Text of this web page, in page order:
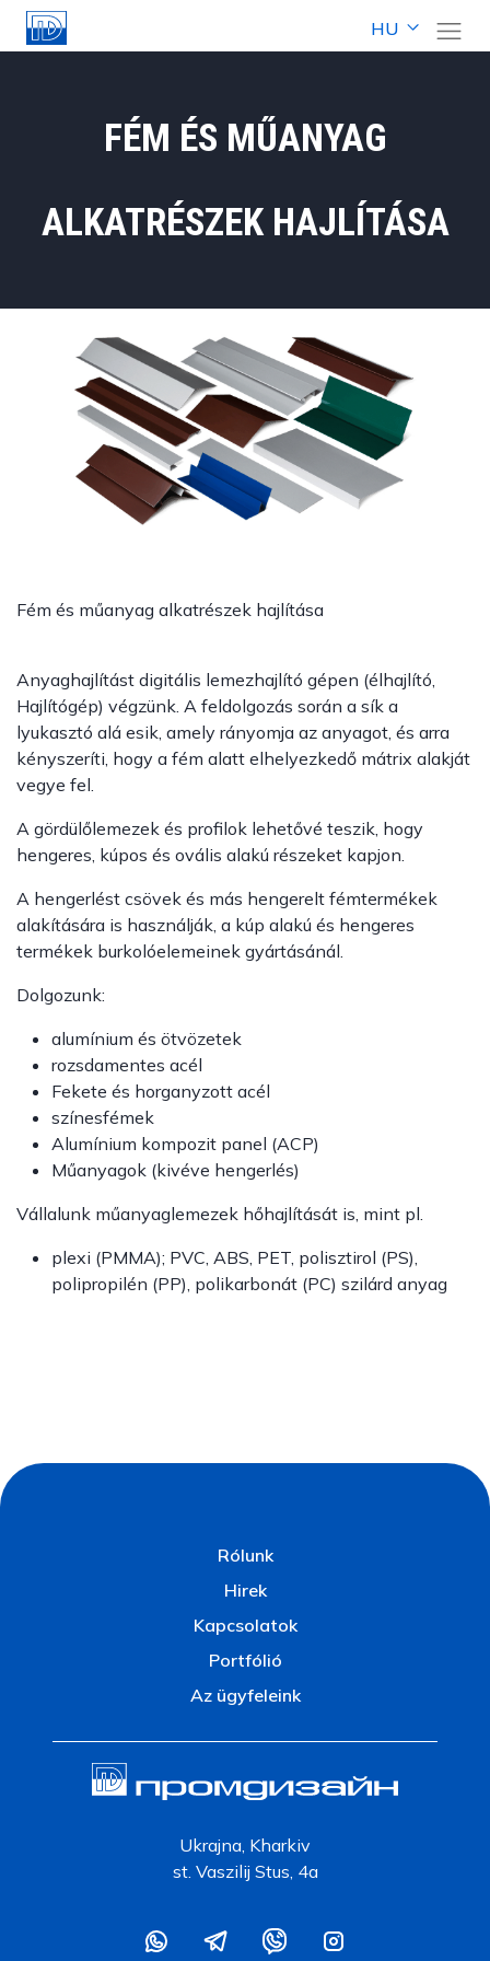
HU
FÉM ÉS MŰANYAG
ALKATRÉSZEK HAJLÍTÁSA
Fém és műanyag alkatrészek hajlítása
Anyaghajlítást digitális lemezhajlító gépen (élhajlító,
Hajlítógép) végzünk. A feldolgozás során a sík a
lyukasztó alá esik, amely rányomja az anyagot, és arra
kényszeríti, hogy a fém alatt elhelyezkedő mátrix alakját
vegye fel.
A gördülőlemezek és profilok lehetővé teszik, hogy
hengeres, kúpos és ovális alakú részeket kapjon.
A hengerlést csövek és más hengerelt fémtermékek
alakítására is használják, a kúp alakú és hengeres
termékek burkolóelemeinek gyártásánál.
Dolgozunk:
alumínium és ötvözetek
rozsdamentes acél
Fekete és horganyzott acél
színesfémek
Alumínium kompozit panel (ACP)
Műanyagok (kivéve hengerlés)
Vállalunk műanyaglemezek hőhajlítását is, mint pl.
plexi (PMMA); PVC, ABS, PET, polisztirol (PS),
polipropilén (PP), polikarbonát (PC) szilárd anyag
Rólunk
Hirek
Kapcsolatok
Portfólió
Az ügyfeleink
Ukrajna, Kharkiv
st. Vaszilij Stus, 4a